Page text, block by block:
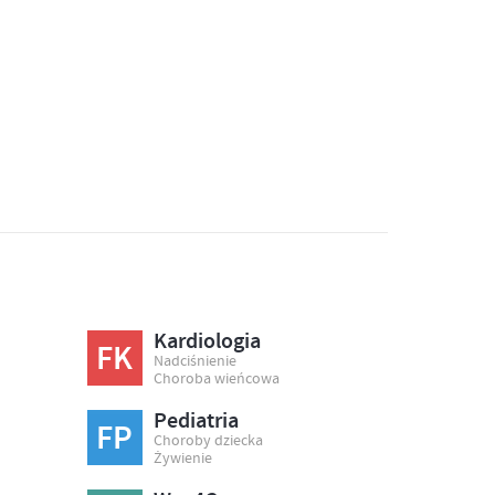
FK Kardiologia
Nadciśnienie
Choroba wieńcowa
FP Pediatria
Choroby dziecka
Żywienie